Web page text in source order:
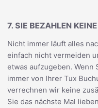
7. SIE BEZAHLEN
Nicht immer läuft alles
einfach nicht vermeiden
etwas aufzugeben. Wenn
immer von Ihrer Tux
verrechnen wir keine
Sie das nächste Mal